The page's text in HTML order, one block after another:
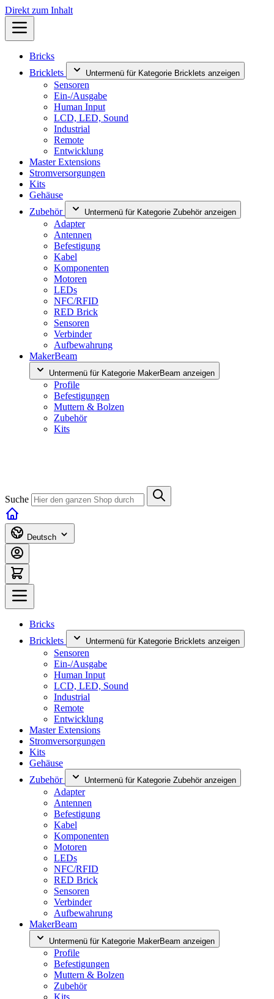
Direkt zum Inhalt
Bricks
Bricklets
Untermenü für Kategorie Bricklets anzeigen
Sensoren
Ein-/Ausgabe
Human Input
LCD, LED, Sound
Industrial
Remote
Entwicklung
Master Extensions
Stromversorgungen
Kits
Gehäuse
Zubehör
Untermenü für Kategorie Zubehör anzeigen
Adapter
Antennen
Befestigung
Kabel
Komponenten
Motoren
LEDs
NFC/RFID
RED Brick
Sensoren
Verbinder
Aufbewahrung
MakerBeam
Untermenü für Kategorie MakerBeam anzeigen
Profile
Befestigungen
Muttern & Bolzen
Zubehör
Kits
Suche
Deutsch
Bricks
Bricklets
Untermenü für Kategorie Bricklets anzeigen
Sensoren
Ein-/Ausgabe
Human Input
LCD, LED, Sound
Industrial
Remote
Entwicklung
Master Extensions
Stromversorgungen
Kits
Gehäuse
Zubehör
Untermenü für Kategorie Zubehör anzeigen
Adapter
Antennen
Befestigung
Kabel
Komponenten
Motoren
LEDs
NFC/RFID
RED Brick
Sensoren
Verbinder
Aufbewahrung
MakerBeam
Untermenü für Kategorie MakerBeam anzeigen
Profile
Befestigungen
Muttern & Bolzen
Zubehör
Kits